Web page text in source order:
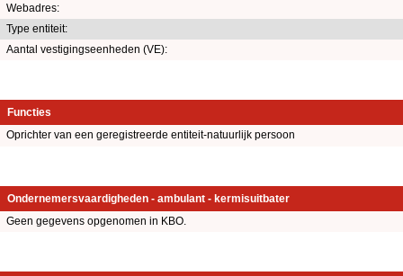
Webadres:
Type entiteit:
Aantal vestigingseenheden (VE):
Functies
Oprichter van een geregistreerde entiteit-natuurlijk persoon
Ondernemersvaardigheden - ambulant - kermisuitbater
Geen gegevens opgenomen in KBO.